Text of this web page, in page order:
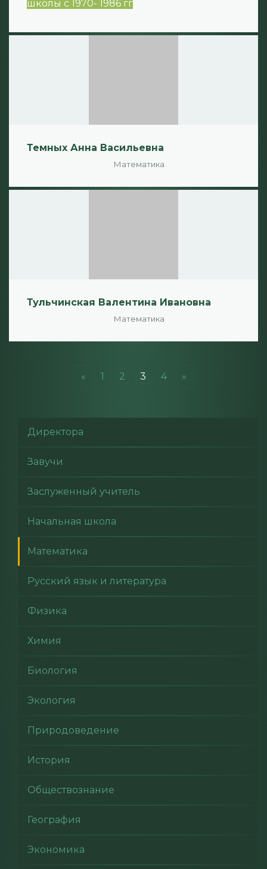
школы с 1970- 1986 гг
Темных Анна Васильевна
Математика
Тульчинская Валентина Ивановна
Математика
« 1 2 3 4 »
Директора
Завучи
Заслуженный учитель
Начальная школа
Математика
Русский язык и литература
Физика
Химия
Биология
Экология
Природоведение
История
Обществознание
География
Экономика